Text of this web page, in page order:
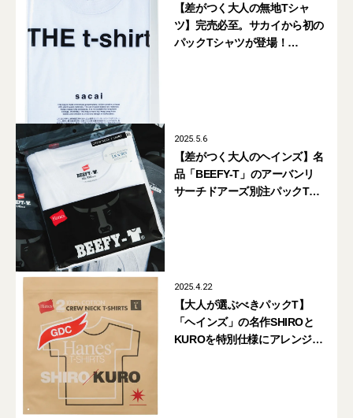
【差がつく大人の無地Tシャ
ツ】完売必至。サカイから初の
パックTシャツが登場！
2025.5.6
【差がつく大人のヘインズ】名
品「BEEFY-T」のアーバンリ
サーチドアーズ別注パックT
2025.4.22
【大人が選ぶべきパックT】
「ヘインズ」の名作SHIROと
KUROを特別仕様にアレンジし